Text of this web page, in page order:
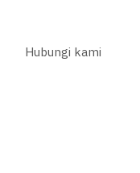
Hubungi kami